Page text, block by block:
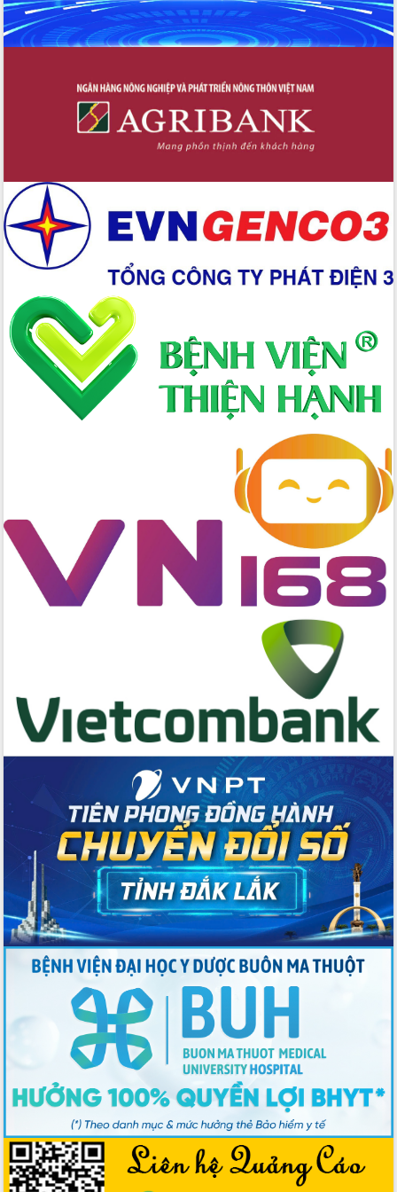
Đẩy mạnh cải cách hành chính, quyết
tâm đạt được mục tiêu tăng trưởng
hai con số trong năm 2026
Lương Văn Chánh năm 2026
Phó Bí thư Tỉnh ủy Đắk Lắk Đỗ Hữu
Huy giữ chức Bí thư Đảng ủy Ủy Ban
số y tế tại Đắk Lắk
Chuyển đổi số thư viện: Mở rộng
không gian tri thức trong thời đại số
Đánh giá, rút kinh nghiệm công tác tổ
chức diễn tập trước ngày bầu cử
Chương trình “Gặp gỡ hữu nghị –
Friendship Meeting New Year 2026”
Bầu cử Quốc hội và HĐND: Cử tri Đắk
Lắk gửi gắm niềm tin, kỳ vọng vào lá
phiếu
Đắk Lắk sẵn sàng các điều kiện cho
Ngày hội bầu cử đại biểu Quốc hội
khóa XVI và HĐND các cấp nhiệm kỳ
Thủ tướng Chính phủ Phạm Minh Chính
kiểm tra, chỉ đạo hoàn thành các dự
án cao tốc và thăm khu tái định cư tại
Đắk Lắk
Sôi nổi Hội đua ngựa truyền thống Gò
trưởng đạt 5,86% trong năm 2026
UBND tỉnh Đắk Lắk triển khai công tác
quốc phòng, quân sự địa phương năm
Đắk Lắk tập trung toàn lực khắc phục
tồn tại IUU, sẵn sàng làm việc với
Đoàn thanh tra EC
Chủ tịch UBND tỉnh Tạ Anh Tuấn thăm,
chúc mừng các bệnh viện nhân Ngày
Thầy thuốc Việt Nam
Rộn ràng lễ hội truyền thống Sông
nước Đà Nông lần thứ I năm 2026
Kỳ họp Chuyên đề lần thứ Năm, HĐND
tỉnh Đắk Lắk thông qua các nghị quyết
quan trọng
Thống nhất danh sách giới thiệu ứng
cử đại biểu Quốc hội khoá XVI và đại
biểu HĐND tỉnh Đắk Lắk, nhiệm kỳ
Phát động hai phong trào thi đua quan
trọng trong kỷ nguyên mới
Hội nghị lần thứ tư Ban Chỉ đạo công
tác bầu cử tỉnh Đắk Lắk
Hội nghị Báo cáo viên Trung ương
tháng 01/2026
Phó Thủ tướng Hồ Quốc Dũng đánh giá